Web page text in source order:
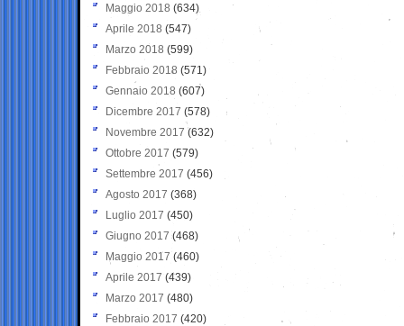
Maggio 2018 (634)
Aprile 2018 (547)
Marzo 2018 (599)
Febbraio 2018 (571)
Gennaio 2018 (607)
Dicembre 2017 (578)
Novembre 2017 (632)
Ottobre 2017 (579)
Settembre 2017 (456)
Agosto 2017 (368)
Luglio 2017 (450)
Giugno 2017 (468)
Maggio 2017 (460)
Aprile 2017 (439)
Marzo 2017 (480)
Febbraio 2017 (420)